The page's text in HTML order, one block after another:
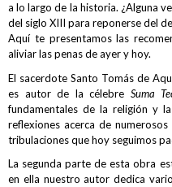
a lo largo de la historia. ¿Alguna
del siglo XIII para reponerse del
Aquí te presentamos las
aliviar las penas de ayer y hoy.
El sacerdote Santo Tomás de
es autor de la célebre Suma
fundamentales de la religión y
reflexiones acerca de
tribulaciones que hoy seguimos
La segunda parte de esta obra
en ella nuestro autor dedica